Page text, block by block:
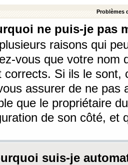
Problèmes
ne puis-je pas
raisons qui
vous que votre nom
corrects. Si ils le sont,
assurer de ne pas
que le propriétaire
de son côté, et
suis-je